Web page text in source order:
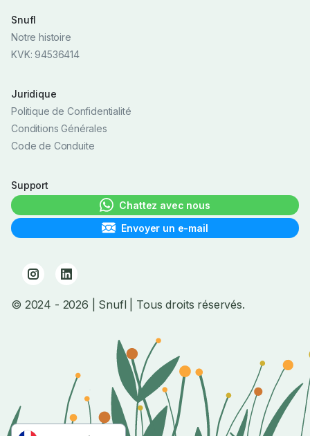
Snufl
Notre histoire
KVK: 94536414
Juridique
Politique de Confidentialité
Conditions Générales
Code de Conduite
Support
Chattez avec nous
Envoyer un e-mail
© 2024 - 2026 | Snufl | Tous droits réservés.